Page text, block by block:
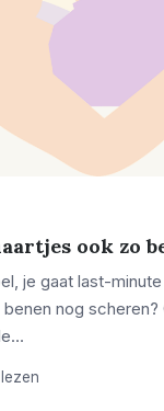
ook zo
je gaat last-
nog